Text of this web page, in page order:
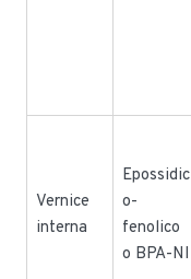
Vernice
interna
Epossidic
o-
fenolico
o BPA-NI